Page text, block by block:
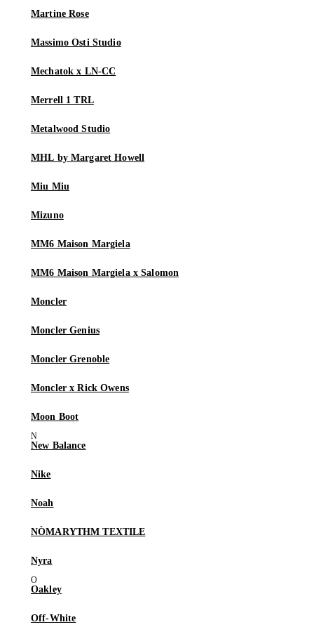
Martine Rose
Massimo Osti Studio
Mechatok x LN-CC
Merrell 1 TRL
Metalwood Studio
MHL by Margaret Howell
Miu Miu
Mizuno
MM6 Maison Margiela
MM6 Maison Margiela x Salomon
Moncler
Moncler Genius
Moncler Grenoble
Moncler x Rick Owens
Moon Boot
New Balance
Nike
Noah
NÒMARYTHM TEXTILE
Nyra
Oakley
Off-White